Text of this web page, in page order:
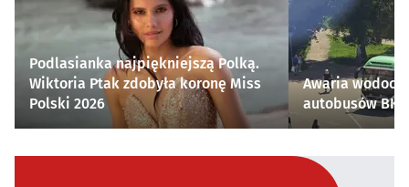
Podlasianka najpiękniejszą Polką.
Wiktoria Ptak zdobyła koronę Miss
Polski 2026
Awaria
autobusów